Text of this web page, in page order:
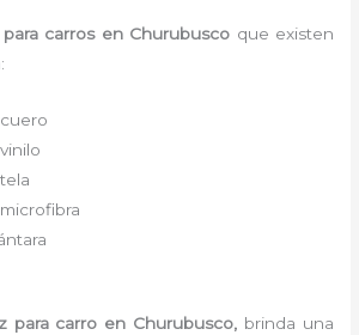
carrosen Churubusco que existen
para carro en Churubusco, brinda una